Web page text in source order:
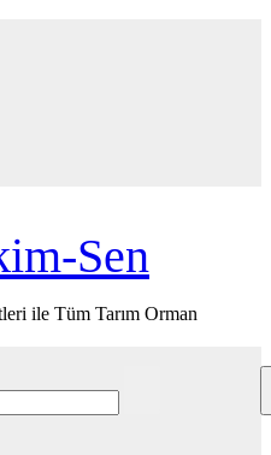
Sen
ile Tüm Tarım Orman